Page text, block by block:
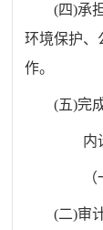
(四)承
环境保护、
作。
(五)完
内设
（
(二)审